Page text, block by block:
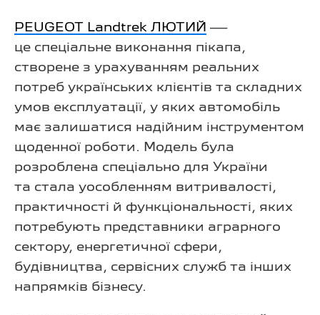
PEUGEOT Landtrek ЛЮТИЙ —
це спеціальне виконання пікапа,
створене з урахуванням реальних
потреб українських клієнтів та складних
умов експлуатації, у яких автомобіль
має залишатися надійним інструментом
щоденної роботи. Модель була
розроблена спеціально для України
та стала уособленням витривалості,
практичності й функціональності, яких
потребують представники аграрного
сектору, енергетичної сфери,
будівництва, сервісних служб та інших
напрямків бізнесу.